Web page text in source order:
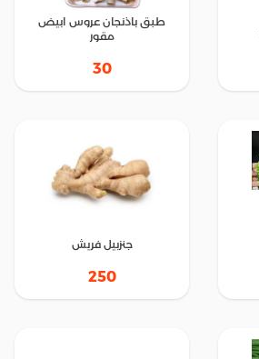
طبق باذنجان عروس ابيض
مقور
30
جنزبيل فريش
250